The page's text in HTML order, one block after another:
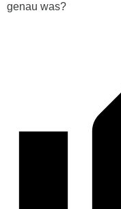
genau was?